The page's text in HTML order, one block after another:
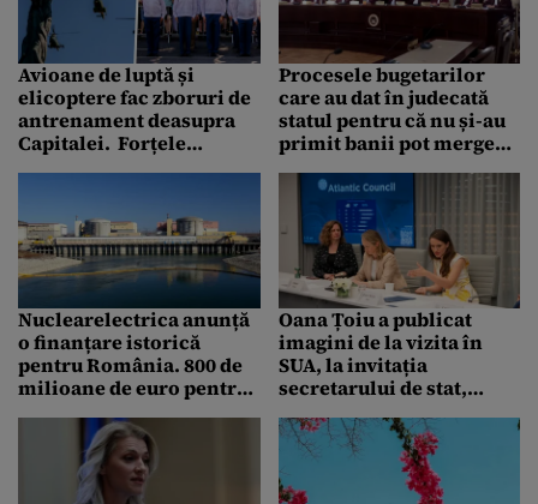
Avioane de luptă și
elicoptere fac zboruri de
antrenament deasupra
Capitalei. Forțele
aviatic
Procesele bugetarilor
care au dat în judecată
statul pentru că nu și-au
primit banii pot merge
Ce se întâmplă mai
departe
Nuclearelectrica anunță
o finanțare istorică
pentru România. 800 de
milioane de euro pentru
Unității 1 a Centralei de
la Cernavodă
Oana Țoiu a publicat
imagini de la vizita în
SUA, la invitația
secretarului de stat,